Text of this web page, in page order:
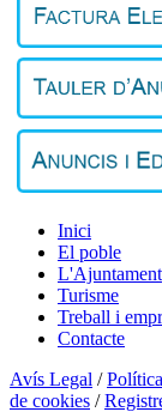
Inici
El poble
L'Ajuntament
Turisme
Treball i
Contacte
Avís Legal /
de cookies /